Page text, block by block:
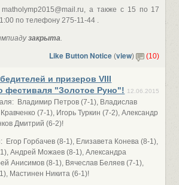
а также с 15 по 17
по телефону 275-11-44 .
закрыта.
Like Button Notice (view) (10)
и призеров VIII
фестиваля "Золотое Руно"! 12.06.2015
Владимир Петров (7-1), Владислав
(7-1), Игорь Туркин (7-2), Александр
Дмитрий (6-2)!
Горбачев (8-1), Елизавета Конева (8-1),
Андрей Можаев (8-1), Александра
Анисимов (8-1), Вячеслав Беляев (7-1),
Мастинен Никита (6-1)!